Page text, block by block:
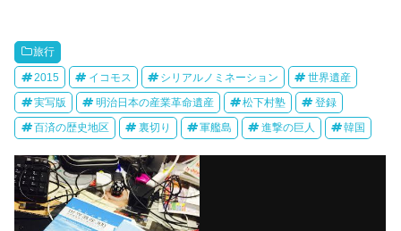
旅行
2015 イコモス シリアルノミネーション 世界遺産
実写版 明治日本の産業革命遺産 松下村塾 登録
百済の歴史地区 裏切り 軍艦島 進撃の巨人 韓国